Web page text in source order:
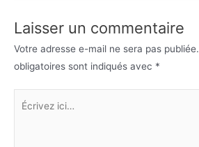
Laisser un commentaire
Votre adresse e-mail ne sera pas publiée.
obligatoires sont indiqués avec *
Écrivez